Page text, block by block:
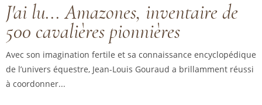
J'ai lu... Amazones, inventaire de
500 cavalières pionnières
Avec son imagination fertile et sa connaissance encyclopédique
de l’univers équestre, Jean-Louis Gouraud a brillamment réussi
à coordonner...